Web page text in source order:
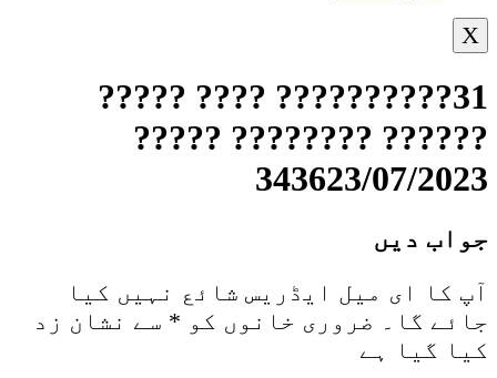
X
31?????????? ???? ?????
?????? ???????? ?????
343623/07/2023
جواب دیں
آپ کا ای میل ایڈریس شائع نہیں کیا
جائے گا۔
ضروری خانوں کو * سے نشان زد
کیا گیا ہے